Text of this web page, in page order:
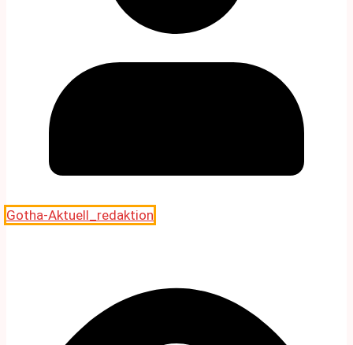
Gotha-Aktuell_redaktion